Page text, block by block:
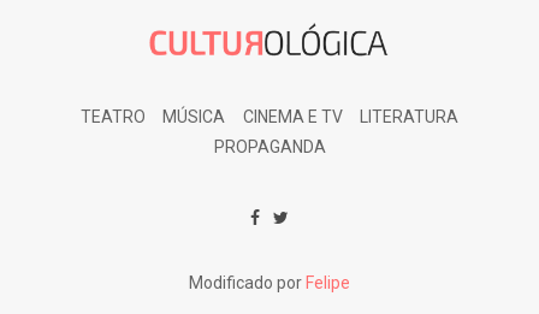
TEATRO MÚSICA CINEMA E TV
LITERATURA
PROPAGANDA
Modificado por Felipe